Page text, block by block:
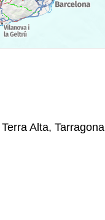
Alta, Tarragona